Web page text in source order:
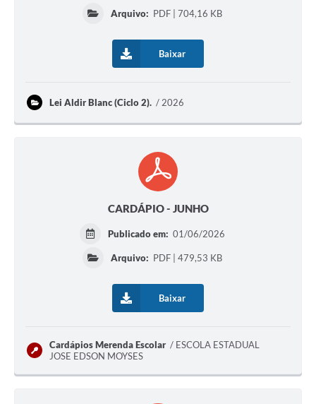
Arquivo: PDF | 704,16 KB
Baixar
Lei Aldir Blanc (Ciclo 2). 2026
CARDÁPIO - JUNHO
Publicado em: 01/06/2026
Arquivo: PDF | 479,53 KB
Baixar
Cardápios Merenda Escolar
ESCOLA ESTADUAL
JOSE EDSON MOYSES